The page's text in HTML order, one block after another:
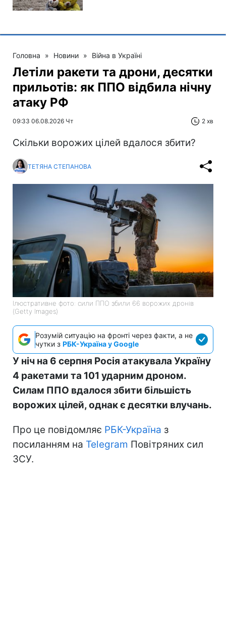
Головна » Новини » Війна в Україні
Летіли ракети та дрони, десятки
прильотів: як ППО відбила нічну
атаку РФ
09:33 06.08.2026 Чт 2 хв
Скільки ворожих цілей вдалося збити?
ТЕТЯНА СТЕПАНОВА
Ілюстративне фото: сили ППО збили 66 ворожих дронів
(Getty Images)
Розумій ситуацію на фронті через факти, а не
чутки з РБК-Україна у Google
У ніч на 6 серпня Росія атакувала Україну
4 ракетами та 101 ударним дроном.
Силам ППО вдалося збити більшість
ворожих цілей, однак є десятки влучань.
Про це повідомляє РБК-Україна з
посиланням на Telegram Повітряних сил
ЗСУ.